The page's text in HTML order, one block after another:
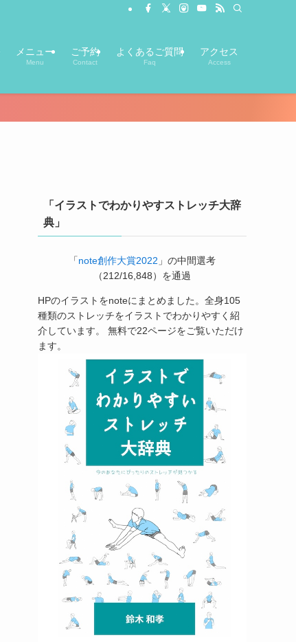
メニュー
Menu
ご予約
Contact
よくあるご質問
Faq
アクセス
Access
「イラストでわかりやすストレッチ大辞
典」
「note創作大賞2022 」の中間選考
（212/16,848）を通過
HPのイラストをnoteにまとめました。全身105
種類のストレッチをイラストでわかりやすく紹
介しています。 無料で22ページをご覧いただけ
ます。